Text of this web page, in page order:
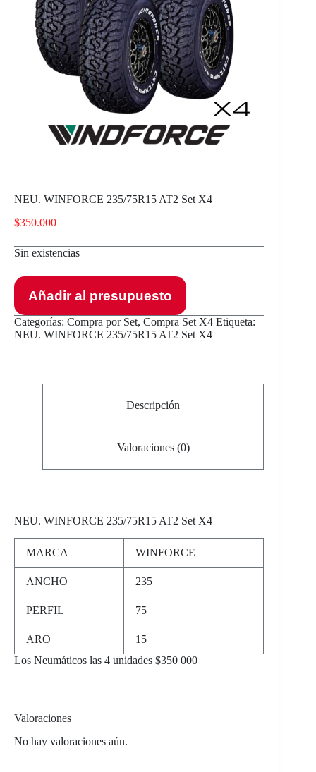
NEU. WINFORCE 235/75R15 AT2 Set X4
$350.000
Sin existencias
Añadir al presupuesto
Categorías: Compra por Set, Compra Set X4 Etiqueta:
NEU. WINFORCE 235/75R15 AT2 Set X4
Descripción
Valoraciones (0)
NEU. WINFORCE 235/75R15 AT2 Set X4
MARCA WINFORCE
ANCHO 235
PERFIL 75
ARO
15
Los Neumáticos las 4 unidades $350 000
Valoraciones
No hay valoraciones aún.